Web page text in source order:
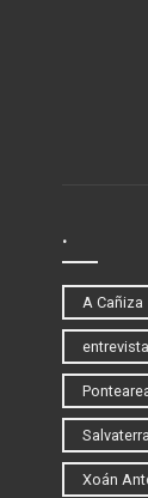
.
A Cañiza
Xoán